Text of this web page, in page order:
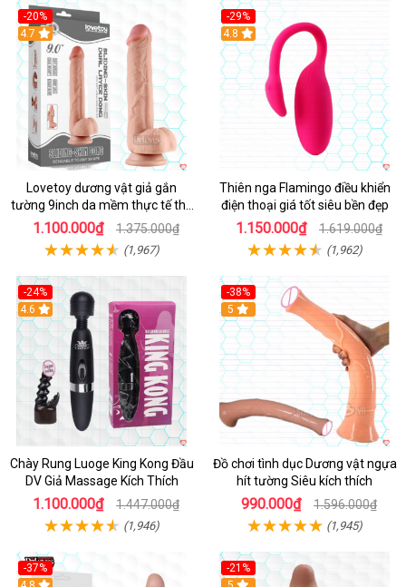
-20%
Hot
4.7
Lovetoy dương vật giả gắn
tường 9inch da mềm thực tế thú
vị
1.100.000₫ 1.375.000₫
(1,967)
-29%
Hot
4.8
Thiên nga Flamingo điều khiển
điện thoại giá tốt siêu bền đẹp
1.150.000₫ 1.619.000₫
(1,962)
-24%
4.6
Chày Rung Luoge King Kong Đầu
DV Giả Massage Kích Thích
1.100.000₫ 1.447.000₫
(1,946)
-38%
Hot
5
Đồ chơi tình dục Dương vật ngựa
hít tường Siêu kích thích
990.000₫ 1.596.000₫
(1,945)
-37%
-21%